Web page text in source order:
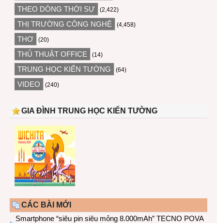
THEO DÒNG THỜI SỰ (2,422)
THỊ TRƯỜNG CÔNG NGHỆ (4,458)
THƠ (20)
THỦ THUẬT OFFICE (14)
TRUNG HỌC KIẾN TƯỜNG (64)
VIDEO (240)
GIA ĐÌNH TRUNG HỌC KIẾN TƯỜNG
CÁC BÀI MỚI
Smartphone “siêu pin siêu mỏng 8.000mAh” TECNO POVA